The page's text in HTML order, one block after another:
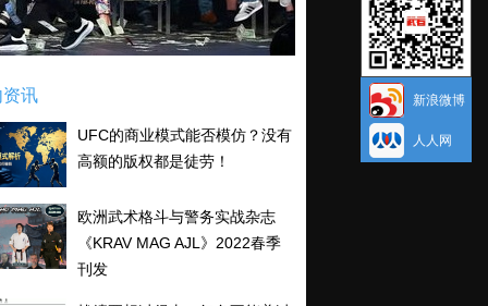
讯
UFC的商业模式能否模仿？没有
高额的版权都是徒劳！
欧洲武术格斗与警务实战杂志
《KRAV MAG AJL》2022春季
刊发
新浪微博
人人网